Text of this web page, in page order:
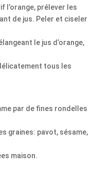
l’orange, prélever les
de jus. Peler et ciseler
le jus d’orange,
tous les
par de fines rondelles
graines: pavot, sésame,
maison.